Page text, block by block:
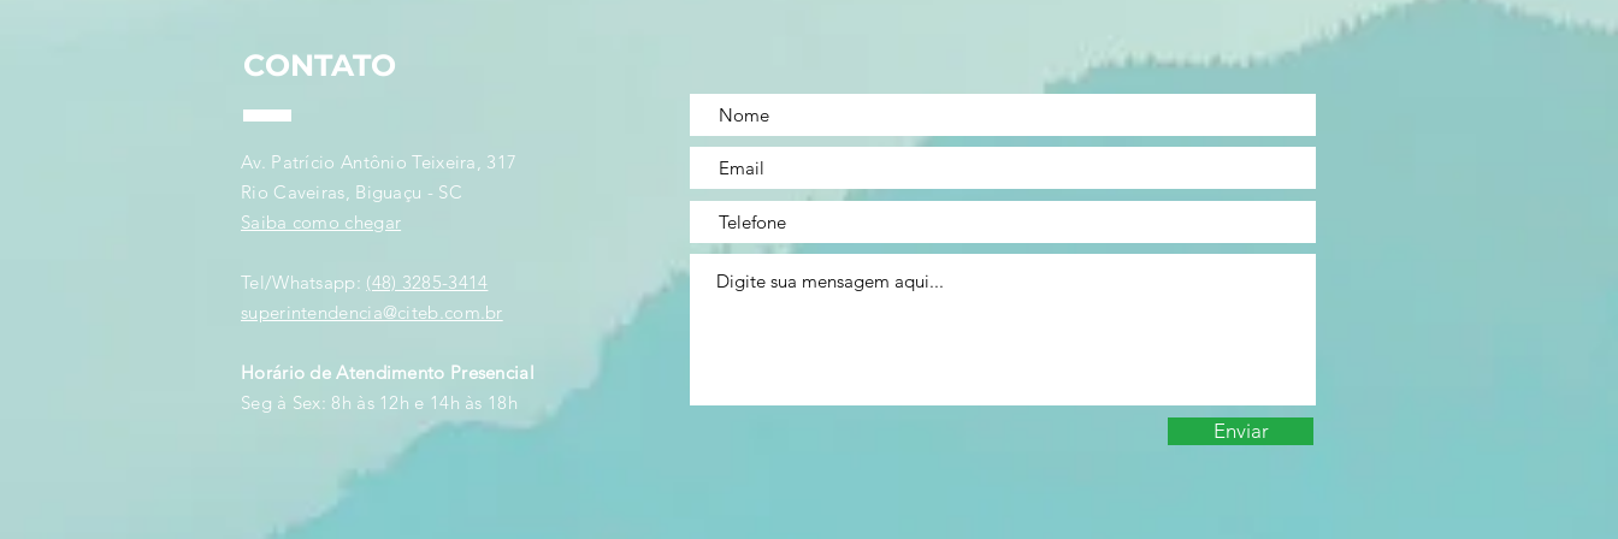
CONTATO
Av. Patrício Antônio Teixeira, 317
Rio Caveiras, Biguaçu - SC
Saiba como chegar
Tel/Whatsapp: (48) 3285-3414
superintendencia@citeb.com.br
Horário de Atendimento Presencial
Seg à Sex: 8h às 12h e 14h às 18h
Enviar